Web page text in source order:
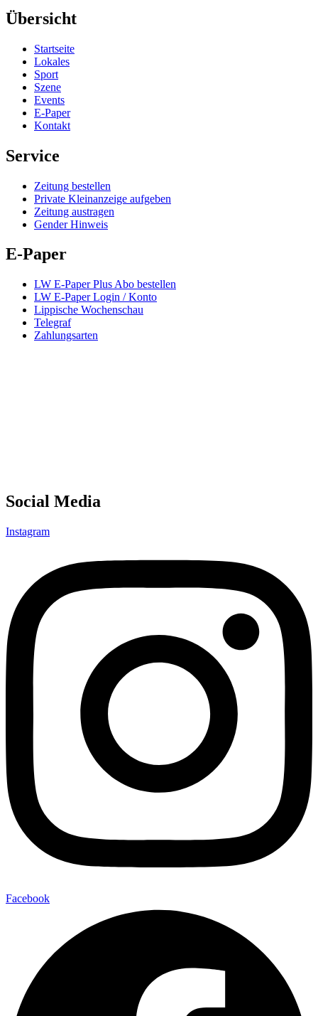
Übersicht
Startseite
Lokales
Sport
Szene
Events
E-Paper
Kontakt
Service
Zeitung bestellen
Private Kleinanzeige aufgeben
Zeitung austragen
Gender Hinweis
E-Paper
LW E-Paper Plus Abo bestellen
LW E-Paper Login / Konto
Lippische Wochenschau
Telegraf
Zahlungsarten
Social Media
Instagram
Facebook